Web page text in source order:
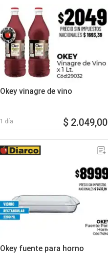
Okey vinagre de vino
1 día $ 2.049,00
Okey fuente para horno